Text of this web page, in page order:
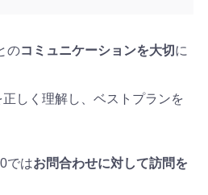
のコミュニケーションを大切 に
しく理解し、ベストプランを
ではお問合わせに対して訪問を